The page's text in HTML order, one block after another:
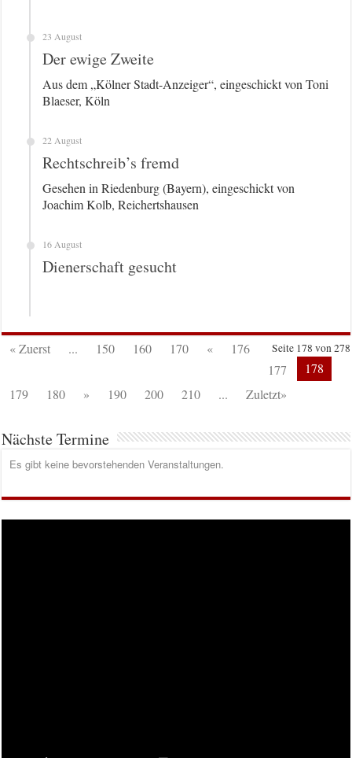
23 August
Der ewige Zweite
Aus dem „Kölner Stadt-Anzeiger“, eingeschickt von Toni
Blaeser, Köln
22 August
Rechtschreib’s fremd
Gesehen in Riedenburg (Bayern), eingeschickt von
Joachim Kolb, Reichertshausen
16 August
Dienerschaft gesucht
Seite 178 von 278
« Zuerst ... 150 160 170 «
176
177
178
179
180 » 190 200 210 ... Zuletzt»
Nächste Termine
Es gibt keine bevorstehenden Veranstaltungen.